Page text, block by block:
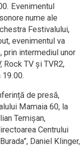
Evenimentul
nume ale
Festivalului,
evenimentul va
intermediul unor
Rock TV și TVR2,
de presă,
Mamaia 60, la
Temișan,
Centrului
Daniel Klinger,